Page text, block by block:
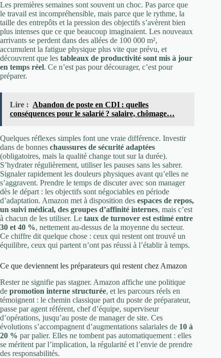
Les premières semaines sont souvent un choc. Pas parce que
le travail est incompréhensible, mais parce que le rythme, la
taille des entrepôts et la pression des objectifs s’avèrent bien
plus intenses que ce que beaucoup imaginaient. Les nouveaux
arrivants se perdent dans des allées de 100 000 m²,
accumulent la fatigue physique plus vite que prévu, et
découvrent que les tableaux de productivité sont mis à jour
en temps réel. Ce n’est pas pour décourager, c’est pour
préparer.
Lire : Abandon de poste en CDI : quelles
conséquences pour le salarié ? salaire, chômage…
Quelques réflexes simples font une vraie différence. Investir
dans de bonnes chaussures de sécurité adaptées
(obligatoires, mais la qualité change tout sur la durée).
S’hydrater régulièrement, utiliser les pauses sans les sabrer.
Signaler rapidement les douleurs physiques avant qu’elles ne
s’aggravent. Prendre le temps de discuter avec son manager
dès le départ : les objectifs sont négociables en période
d’adaptation. Amazon met à disposition des espaces de repos,
un suivi médical, des groupes d’affinité internes, mais c’est
à chacun de les utiliser. Le taux de turnover est estimé entre
30 et 40 %, nettement au-dessus de la moyenne du secteur.
Ce chiffre dit quelque chose : ceux qui restent ont trouvé un
équilibre, ceux qui partent n’ont pas réussi à l’établir à temps.
Ce que deviennent les préparateurs qui restent chez Amazon
Rester ne signifie pas stagner. Amazon affiche une politique
de promotion interne structurée, et les parcours réels en
témoignent : le chemin classique part du poste de préparateur,
passe par agent référent, chef d’équipe, superviseur
d’opérations, jusqu’au poste de manager de site. Ces
évolutions s’accompagnent d’augmentations salariales de 10 à
20 % par palier. Elles ne tombent pas automatiquement : elles
se méritent par l’implication, la régularité et l’envie de prendre
des responsabilités.